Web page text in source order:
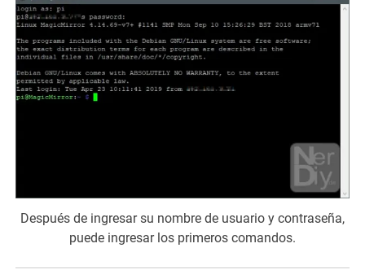
Después de ingresar su nombre de usuario y contraseña,
puede ingresar los primeros comandos.